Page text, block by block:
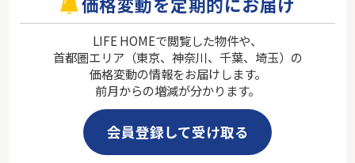
LIFE HOMEで閲覧した物件や、
首都圏エリア（東京、神奈川、千葉、埼玉）の
価格変動の情報をお届けします。
前月からの増減が分かります。
会員登録して受け取る